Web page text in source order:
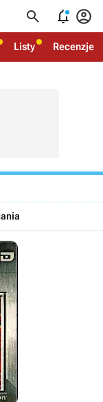
  
Listy Recenzje